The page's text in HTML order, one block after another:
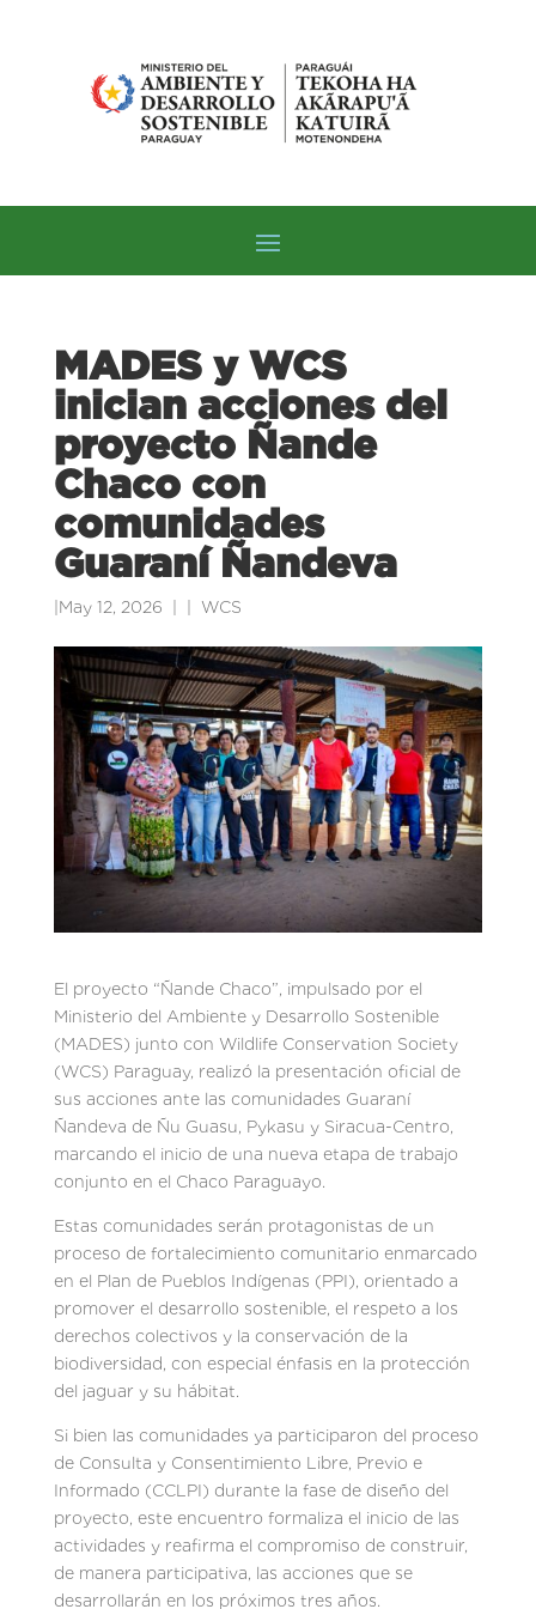
MADES y WCS
inician acciones del
proyecto Ñande
Chaco con
comunidades
Guaraní Ñandeva
May 12, 2026 WCS
El proyecto “Ñande Chaco”, impulsado por el
Ministerio del Ambiente y Desarrollo Sostenible
(MADES) junto con Wildlife Conservation Society
(WCS) Paraguay, realizó la presentación oficial de
sus acciones ante las comunidades Guaraní
Ñandeva de Ñu Guasu, Pykasu y Siracua-Centro,
marcando el inicio de una nueva etapa de trabajo
conjunto en el Chaco Paraguayo.
Estas comunidades serán protagonistas de un
proceso de fortalecimiento comunitario enmarcado
en el Plan de Pueblos Indígenas (PPI), orientado a
promover el desarrollo sostenible, el respeto a los
derechos colectivos y la conservación de la
biodiversidad, con especial énfasis en la protección
del jaguar y su hábitat.
Si bien las comunidades ya participaron del proceso
de Consulta y Consentimiento Libre, Previo e
Informado (CCLPI) durante la fase de diseño del
proyecto, este encuentro formaliza el inicio de las
actividades y reafirma el compromiso de construir,
de manera participativa, las acciones que se
desarrollarán en los próximos tres años.